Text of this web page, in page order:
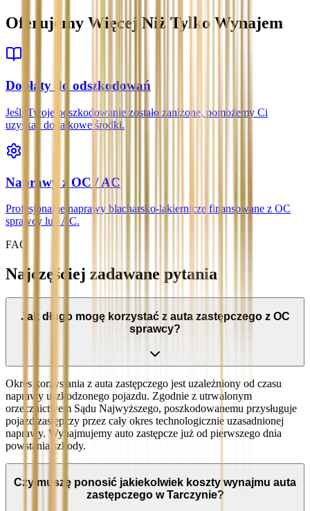
Oferujemy Więcej Niż Tylko Wynajem
Dopłaty do odszkodowań
Jeśli Twoje odszkodowanie zostało zaniżone, pomożemy Ci
uzyskać dodatkowe środki.
Naprawy z OC / AC
Profesjonalne naprawy blacharsko-lakiernicze finansowane z OC
sprawcy lub AC.
FAQ
Najczęściej zadawane pytania
Jak długo mogę korzystać z auta zastępczego z OC
sprawcy?
Okres korzystania z auta zastępczego jest uzależniony od czasu
naprawy uszkodzonego pojazdu. Zgodnie z utrwalonym
orzecznictwem Sądu Najwyższego, poszkodowanemu przysługuje
pojazd zastępczy przez cały okres technologicznie uzasadnionej
naprawy. Wynajmujemy auto zastępcze już od pierwszego dnia
powstania szkody.
Czy muszę ponosić jakiekolwiek koszty wynajmu auta
zastępczego w Tarczynie?